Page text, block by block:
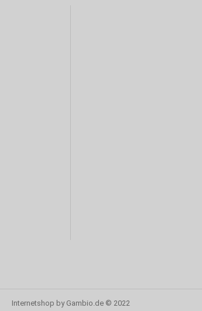
Internetshop by Gambio.de © 2022